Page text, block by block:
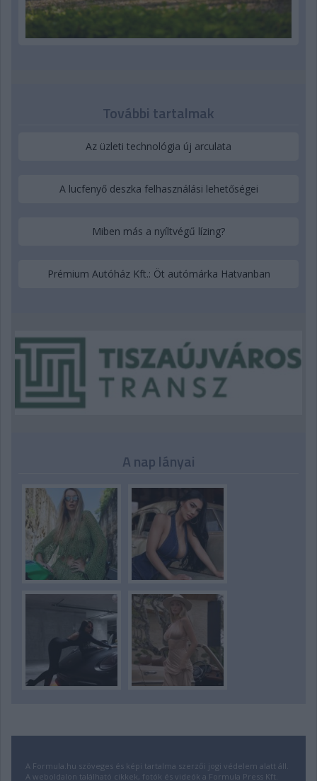
További tartalmak
Az üzleti technológia új arculata
A lucfenyő deszka felhasználási lehetőségei
Miben más a nyíltvégű lízing?
Prémium Autóház Kft.: Öt autómárka Hatvanban
A nap lányai
A Formula.hu szöveges és képi tartalma szerzői jogi védelem alatt áll.
A weboldalon található cikkek, fotók és videók a Formula Press Kft.